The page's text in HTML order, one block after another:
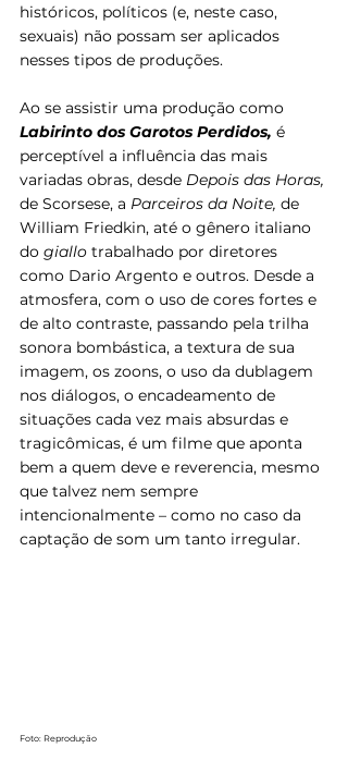
históricos, políticos (e, neste caso,
sexuais) não possam ser aplicados
nesses tipos de produções.
Ao se assistir uma produção como
Labirinto dos Garotos Perdidos, é
perceptível a influência das mais
variadas obras, desde Depois das Horas,
de Scorsese, a Parceiros da Noite, de
William Friedkin, até o gênero italiano
do giallo trabalhado por diretores
como Dario Argento e outros. Desde a
atmosfera, com o uso de cores fortes e
de alto contraste, passando pela trilha
sonora bombástica, a textura de sua
imagem, os zoons, o uso da dublagem
nos diálogos, o encadeamento de
situações cada vez mais absurdas e
tragicômicas, é um filme que aponta
bem a quem deve e reverencia, mesmo
que talvez nem sempre
intencionalmente – como no caso da
captação de som um tanto irregular.
Foto: Reprodução